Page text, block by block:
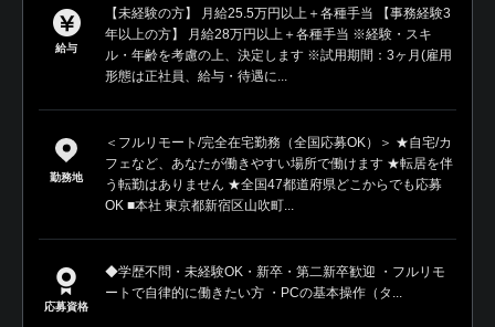
給与
【未経験の方】 月給25.5万円以上＋各種手当 【事務経験3
年以上の方】 月給28万円以上＋各種手当 ※経験・スキ
ル・年齢を考慮の上、決定します ※試用期間：3ヶ月(雇用
形態は正社員、給与・待遇に...
勤務地
＜フルリモート/完全在宅勤務（全国応募OK）＞ ★自宅/カ
フェなど、あなたが働きやすい場所で働けます ★転居を伴
う転勤はありません ★全国47都道府県どこからでも応募
OK ■本社 東京都新宿区山吹町...
応募資格
◆学歴不問・未経験OK・新卒・第二新卒歓迎 ・フルリモ
ートで自律的に働きたい方 ・PCの基本操作（タ...